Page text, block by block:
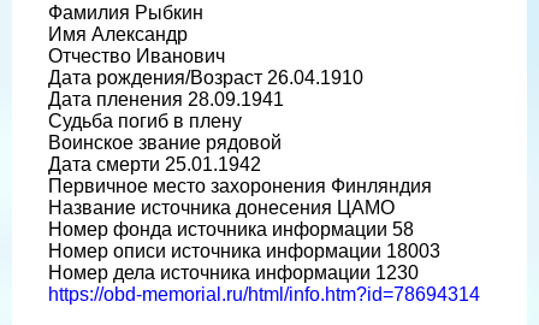
Фамилия Рыбкин
Имя Александр
Отчество Иванович
Дата рождения/Возраст 26.04.1910
Дата пленения 28.09.1941
Судьба погиб в плену
Воинское звание рядовой
Дата смерти 25.01.1942
Первичное место захоронения Финляндия
Название источника донесения ЦАМО
Номер фонда источника информации 58
Номер описи источника информации 18003
Номер дела источника информации 1230
https://obd-memorial.ru/html/info.htm?id=78694314